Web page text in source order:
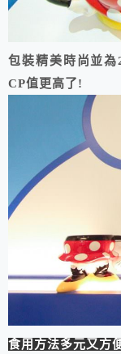
包裝精美時尚並為
CP值更高了!
食用方法多元又方